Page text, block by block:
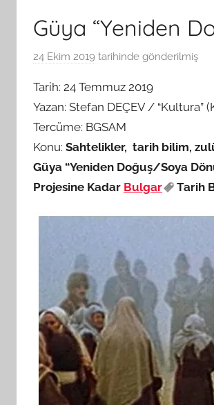
Güya “Yeniden
24 Ekim 2019 tarihinde gönderilmiş
A
t
a
r
f
d
a
n
Tarih: 24 Temmuz 2019
Yazan: Stefan DEÇEV /
Tercüme: BGSAM
Konu: Sahtelikler, tarih bilim,
Güya “Yeniden Doğuş/Soya
Projesine Kadar Bulgar Tarih